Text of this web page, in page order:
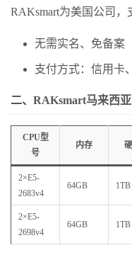
RAKsmart为美国公司，
无需实名、免备案
支付方式：信用卡
二、RAKsmart马来西
CPU型
号
内存
2×E5-
2683v4
64GB
2×E5-
2698v4
64GB